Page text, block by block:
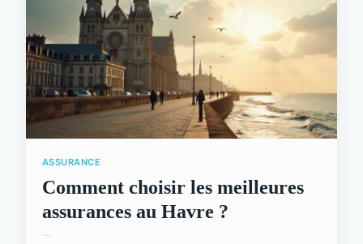
ASSURANCE
Comment choisir les meilleures
assurances au Havre ?
...